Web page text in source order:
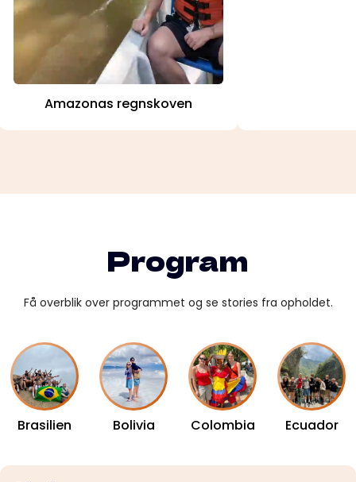
Amazonas regnskoven
Program
Få overblik over programmet og se stories fra opholdet.
Brasilien Bolivia Colombia Ecuador